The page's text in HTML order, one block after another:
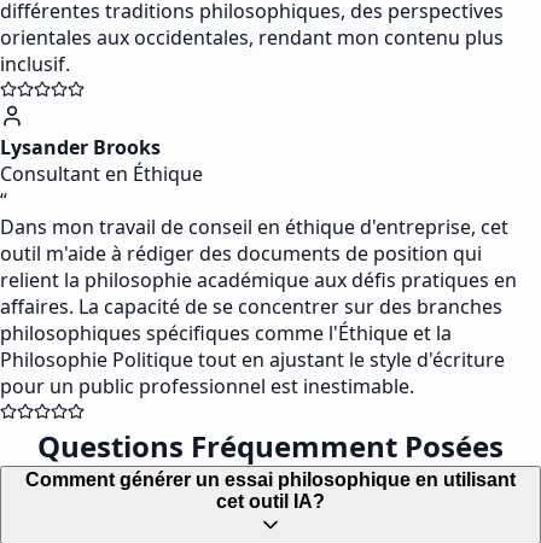
différentes traditions philosophiques, des perspectives
orientales aux occidentales, rendant mon contenu plus
inclusif.
Lysander Brooks
Consultant en Éthique
“
Dans mon travail de conseil en éthique d'entreprise, cet
outil m'aide à rédiger des documents de position qui
relient la philosophie académique aux défis pratiques en
affaires. La capacité de se concentrer sur des branches
philosophiques spécifiques comme l'Éthique et la
Philosophie Politique tout en ajustant le style d'écriture
pour un public professionnel est inestimable.
Questions Fréquemment Posées
Comment générer un essai philosophique en utilisant
cet outil IA?